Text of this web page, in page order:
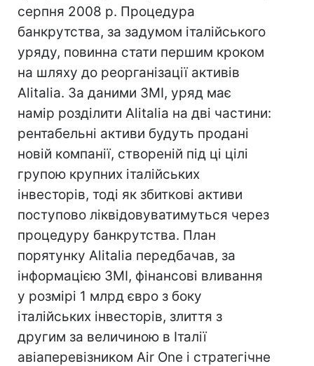
серпня 2008 р. Процедура
банкрутства, за задумом італійського
уряду, повинна стати першим кроком
на шляху до реорганізації активів
Alitalia. За даними ЗМІ, уряд має
намір розділити Alitalia на дві частини:
рентабельні активи будуть продані
новій компанії, створеній під ці цілі
групою крупних італійських
інвесторів, тоді як збиткові активи
поступово ліквідовуватимуться через
процедуру банкрутства. План
порятунку Alitalia передбачав, за
інформацією ЗМІ, фінансові вливання
у розмірі 1 млрд євро з боку
італійських інвесторів, злиття з
другим за величиною в Італії
авіаперевізником Air One і стратегічне